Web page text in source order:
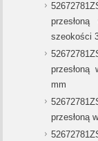
szeokości
mm
przesłoną